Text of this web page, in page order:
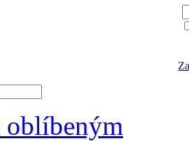
oblíbeným